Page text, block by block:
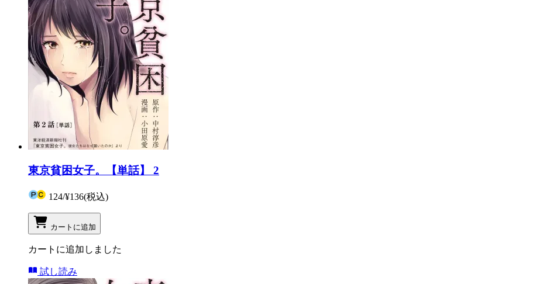
東京貧困女子。【単話】 2
124/¥136(税込)
カートに追加
カートに追加しました
試し読み